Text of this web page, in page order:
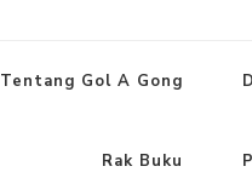
Tentang Gol A Gong
Rak Buku